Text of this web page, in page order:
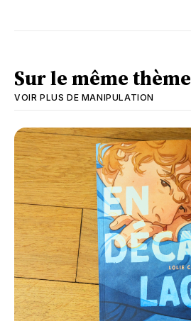
Sur le même thème
VOIR PLUS DE MANIPULATION